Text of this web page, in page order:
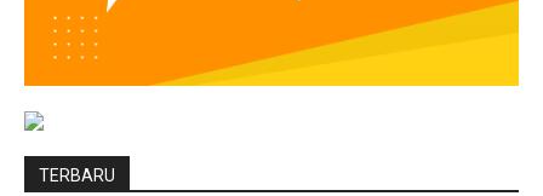
TERBARU